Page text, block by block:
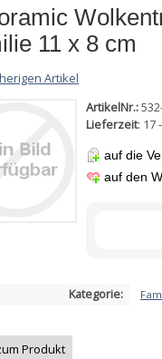
11 x 8 cm
Artikel
ArtikelNr.:
Lieferzeit: 17
auf die
auf den
Kategorie:
Produkt